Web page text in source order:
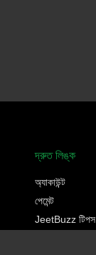
দ্রুত লিঙ্ক
অ্যাকাউন্ট
পেমেন্ট
JeetBuzz টিপস